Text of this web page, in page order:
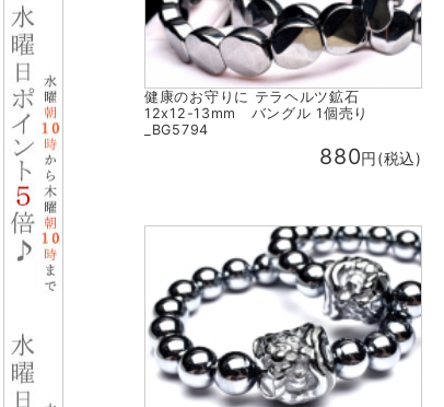
健康のお守りに テラヘルツ鉱石
12x12-13mm バングル 1個売り
_BG5794
880円(税込)